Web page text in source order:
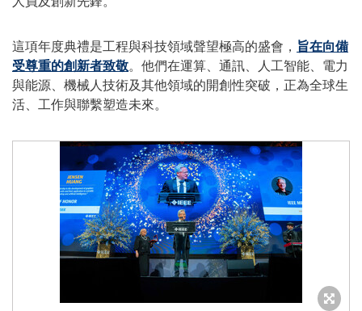
這項年度典禮是工程與科技領域聲望極高的盛會， 旨在向備
受尊重的創新者致敬。他們在運算、通訊、人工智能、電力
與能源、機械人技術及其他領域的開創性突破，正為全球生
活、工作與聯繫塑造未來。